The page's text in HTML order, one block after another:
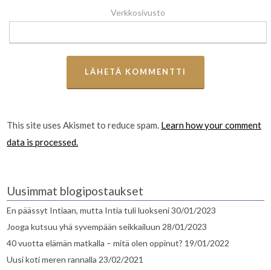
Verkkosivusto
This site uses Akismet to reduce spam. Learn how your comment
data is processed.
Uusimmat blogipostaukset
En päässyt Intiaan, mutta Intia tuli luokseni30/01/2023
Jooga kutsuu yhä syvempään seikkailuun 28/01/2023
40 vuotta elämän matkalla – mitä olen oppinut? 19/01/2022
Uusi koti meren rannalla 23/02/2021